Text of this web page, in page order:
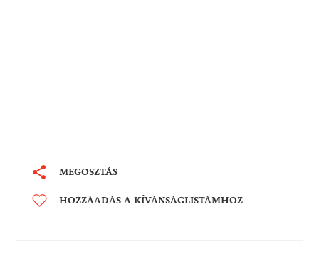
MEGOSZTÁS
HOZZÁADÁS A KÍVÁNSÁGLISTÁMHOZ